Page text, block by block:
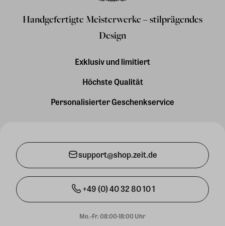
Handgefertigte Meisterwerke – stilprägendes
Design
Exklusiv und limitiert
Höchste Qualität
Personalisierter Geschenkservice
support@shop.zeit.de
+49 (0) 40 32 80 10 1
Mo.-Fr. 08:00-18:00 Uhr